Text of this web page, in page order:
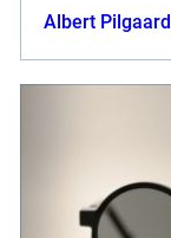
Albert Pilgaard